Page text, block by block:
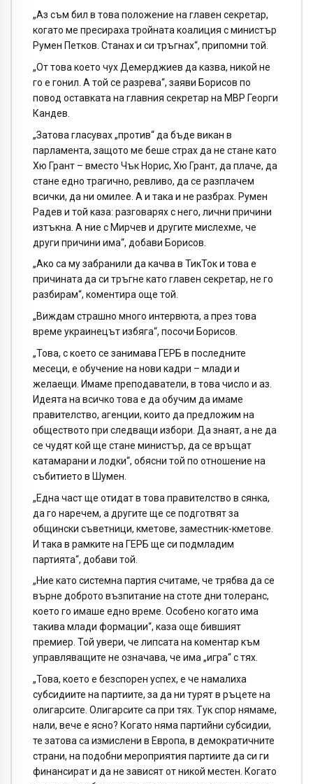
„Аз съм бил в това положение на главен секретар,
когато ме пресираха тройната коалиция с министър
Румен Петков. Станах и си тръгнах“, припомни той.
„От това което чух Демерджиев да казва, никой не
го е гонил. А той се разрева“, заяви Борисов по
повод оставката на главния секретар на МВР Георги
Кандев.
„Затова гласувах „против“ да бъде викан в
парламента, защото ме беше страх да не стане като
Хю Грант – вместо Чък Норис, Хю Грант, да плаче, да
стане едно трагично, ревливо, да се разплачем
всички, да ни омилее. А и така и не разбрах. Румен
Радев и той каза: разговарях с него, лични причини
изтъкна. А ние с Мирчев и другите мислехме, че
други причини има“, добави Борисов.
„Ако са му забранили да качва в ТикТок и това е
причината да си тръгне като главен секретар, не го
разбирам“, коментира още той.
„Виждам страшно много интервюта, а през това
време украинецът избяга“, посочи Борисов.
„Това, с което се занимава ГЕРБ в последните
месеци, е обучение на нови кадри – млади и
желаещи. Имаме преподаватели, в това число и аз.
Идеята на всичко това е да обучим да имаме
правителство, агенции, които да предложим на
обществото при следващи избори. Да знаят, а не да
се чудят кой ще стане министър, да се връщат
катамарани и лодки“, обясни той по отношение на
събитието в Шумен.
„Една част ще отидат в това правителство в сянка,
да го наречем, а другите ще се подготвят за
общински съветници, кметове, заместник-кметове.
И така в рамките на ГЕРБ ще си подмладим
партията“, добави той.
„Ние като системна партия считаме, че трябва да се
върне доброто възпитание на стоте дни толеранс,
което го имаше едно време. Особено когато има
такива млади формации“, каза още бившият
премиер. Той увери, че липсата на коментар към
управляващите не означава, че има „игра“ с тях.
„Това, което е безспорен успех, е че намалиха
субсидиите на партиите, за да ни турят в ръцете на
олигарсите. Олигарсите са при тях. Тук спор нямаме,
нали, вече е ясно? Когато няма партийни субсидии,
те затова са измислени в Европа, в демократичните
страни, на подобни мероприятия партиите да си ги
финансират и да не зависят от никой местен. Когато